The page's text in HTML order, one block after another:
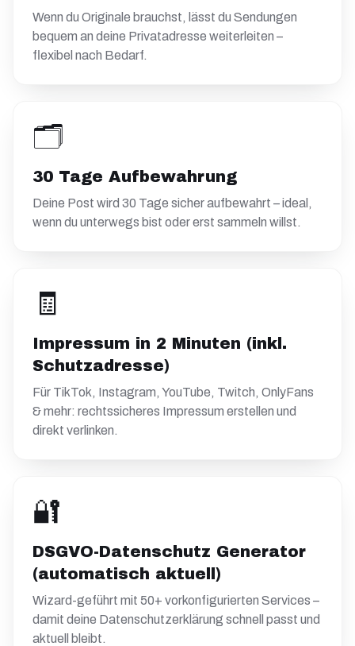
Wenn du Originale brauchst, lässt du Sendungen
bequem an deine Privatadresse weiterleiten –
flexibel nach Bedarf.
🗂️
30 Tage Aufbewahrung
Deine Post wird 30 Tage sicher aufbewahrt – ideal,
wenn du unterwegs bist oder erst sammeln willst.
🧾
Impressum in 2 Minuten (inkl.
Schutzadresse)
Für TikTok, Instagram, YouTube, Twitch, OnlyFans
& mehr: rechtssicheres Impressum erstellen und
direkt verlinken.
🔐
DSGVO-Datenschutz Generator
(automatisch aktuell)
Wizard-geführt mit 50+ vorkonfigurierten Services –
damit deine Datenschutzerklärung schnell passt und
aktuell bleibt.